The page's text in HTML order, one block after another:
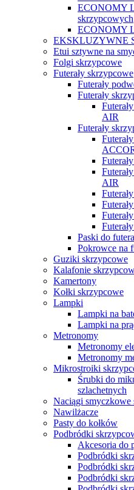
ECONOMY
skrzypcowych
ECONOMY
EKSKLUZYWNE
Etui sztywne na
Folgi skrzypcowe
Futerały skrzypcowe
Futerały
Futerały
AIR
Futerały
AIR
Paski do
Pokrowce na
Guziki skrzypcowe
Kalafonie
Kamertony
Kołki skrzypcowe
Lampki
Lampki na
Lampki na
Metronomy
Metronomy
Metronomy
Mikrostroiki
Śrubki do
szlachetnych
Naciągi smyczkowe
Nawilżacze
Pasty do kołków
Podbródki
Akcesoria do
Podbródki
Podbródki
Podbródki